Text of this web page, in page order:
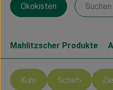
Ökokisten
Mahlitzscher Produkte
Kuh Schaf